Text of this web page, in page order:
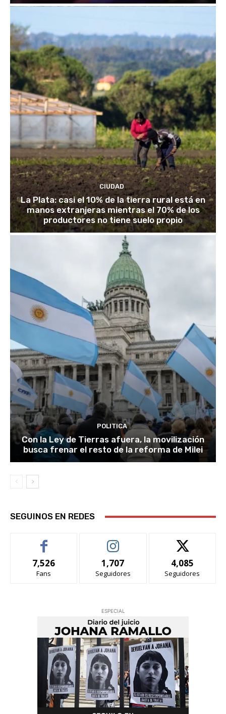
CIUDAD
La Plata: casi el 10% de la tierra rural está en
manos extranjeras mientras el 70% de los
productores no tiene suelo propio
POLITICA
Con la Ley de Tierras afuera, la movilización
busca frenar el resto de la reforma de Milei
SEGUINOS EN REDES
7,526
Fans
1,707
Seguidores
4,085
Seguidores
ESPECIAL